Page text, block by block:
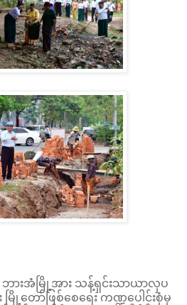
ားအံမြို့အား သန့်ရှင်းသာယာလှပ
ြို့တော်ဖြစ်စေရေး ကဏ္ဍပေါင်းစုံမှ